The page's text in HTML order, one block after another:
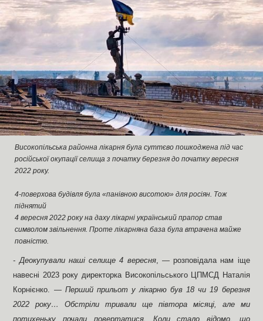
Високопільська районна лікарня була суттєво пошкоджена під час
російської окупації селища з початку березня до початку вересня
2022 року.
4-поверхова будівля була «панівною висотою» для росіян. Тож
піднятий
4 вересня 2022 року на даху лікарні український прапор став
символом звільнення. Проте лікарняна база була втрачена майже
повністю.
- Деокупували наші селище 4 вересня, — розповідала нам іще
навесні 2023 року директорка Високопільського ЦПМСД Наталія
Корнієнко. — Перший прильот у лікарню був 18 чи 19 березня
2022 року… Обстріли тривали ще півтора місяці, але ми